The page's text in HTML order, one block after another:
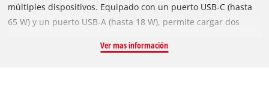
múltiples dispositivos. Equipado con un puerto USB-C (hasta
65 W) y un puerto USB-A (hasta 18 W), permite cargar dos
de dispositivos: desde smartphones, tablets y notebooks hasta
Ver mas información